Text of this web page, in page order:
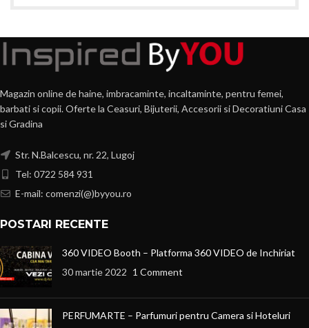
Magazin online de haine, imbracaminte, incaltaminte, pentru femei,
barbati si copii. Oferte la Ceasuri, Bijuterii, Accesorii si Decoratiuni Casa
si Gradina
Str. N.Balcescu, nr. 22, Lugoj
Tel: 0722 584 931
E-mail: comenzi(@)byyou.ro
POSTARI RECENTE
360 VIDEO Booth – Platforma 360 VIDEO de Inchiriat
30 martie 2022 1 Comment
PERFUMARTE – Parfumuri pentru Camera si Hoteluri